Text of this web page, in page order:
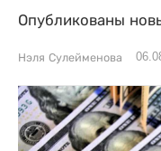
Опубликованы
Нэля Сулейменова